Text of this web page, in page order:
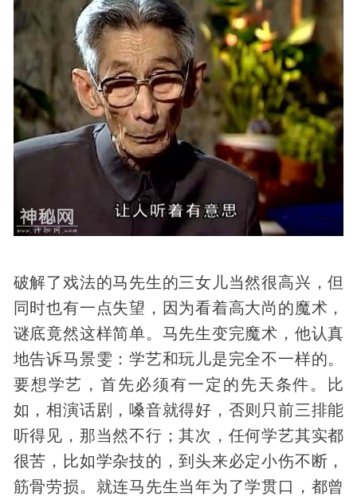
破解了戏法的马先生的三女儿当然很高兴，但
同时也有一点失望，因为看着高大尚的魔术，
谜底竟然这样简单。马先生变完魔术，他认真
地告诉马景雯：学艺和玩儿是完全不一样的。
要想学艺，首先必须有一定的先天条件。比
如，相演话剧，嗓音就得好，否则只前三排能
听得见，那当然不行；其次，任何学艺其实都
很苦，比如学杂技的，到头来必定小伤不断，
筋骨劳损。就连马先生当年为了学贯口，都曾